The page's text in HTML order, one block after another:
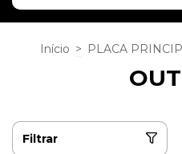
Início > PLACA
Filtrar